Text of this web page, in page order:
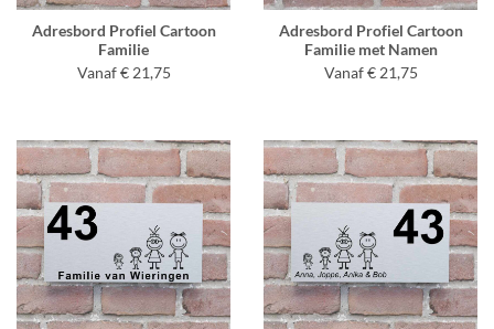
Adresbord Profiel Cartoon
Familie
Vanaf € 21,75
Adresbord Profiel Cartoon
Familie met Namen
Vanaf € 21,75